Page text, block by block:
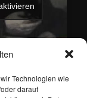
Technologien wie
darauf
veröffentlicht.